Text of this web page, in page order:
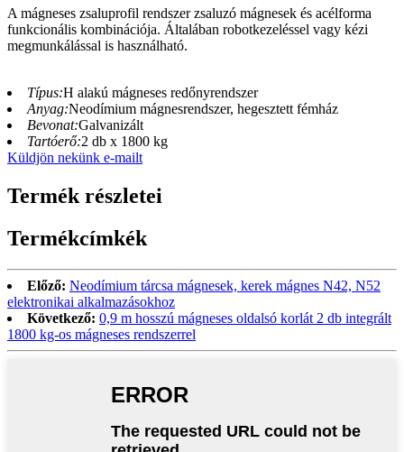
A mágneses zsaluprofil rendszer zsaluzó mágnesek és acélforma
funkcionális kombinációja. Általában robotkezeléssel vagy kézi
megmunkálással is használható.
Típus:H alakú mágneses redőnyrendszer
Anyag:Neodímium mágnesrendszer, hegesztett fémház
Bevonat:Galvanizált
Tartóerő:2 db x 1800 kg
Küldjön nekünk e-mailt
Termék részletei
Termékcímkék
Előző: Neodímium tárcsa mágnesek, kerek mágnes N42, N52
elektronikai alkalmazásokhoz
Következő: 0,9 m hosszú mágneses oldalsó korlát 2 db integrált
1800 kg-os mágneses rendszerrel